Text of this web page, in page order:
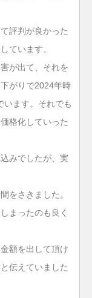
評判が良かった
ています。
が出て、それを
がりで2024年時
います。それでも
格化していった
みでしたが、実
をさきました。
まったのも良く
額を出して頂け
伝えていました